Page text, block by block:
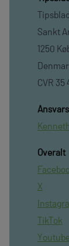
Sankt
1250
CVR 35
Overalt
X
TikTok
Youtube